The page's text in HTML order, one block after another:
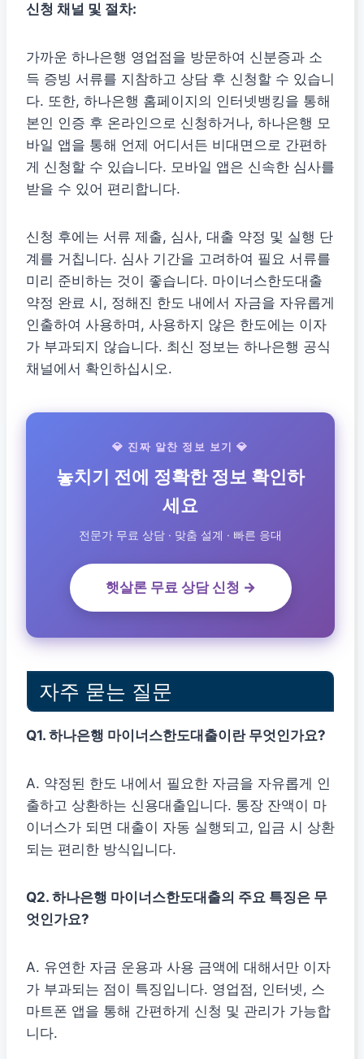
신청 채널 및 절차:
가까운 하나은행 영업점을 방문하여 신분증과 소
득 증빙 서류를 지참하고 상담 후 신청할 수 있습니
다. 또한, 하나은행 홈페이지의 인터넷뱅킹을 통해
본인 인증 후 온라인으로 신청하거나, 하나은행 모
바일 앱을 통해 언제 어디서든 비대면으로 간편하
게 신청할 수 있습니다. 모바일 앱은 신속한 심사를
받을 수 있어 편리합니다.
신청 후에는 서류 제출, 심사, 대출 약정 및 실행 단
계를 거칩니다. 심사 기간을 고려하여 필요 서류를
미리 준비하는 것이 좋습니다. 마이너스한도대출
약정 완료 시, 정해진 한도 내에서 자금을 자유롭게
인출하여 사용하며, 사용하지 않은 한도에는 이자
가 부과되지 않습니다. 최신 정보는 하나은행 공식
채널에서 확인하십시오.
💎 진짜 알찬 정보 보기 💎
놓치기 전에 정확한 정보 확인하
세요
전문가 무료 상담 · 맞춤 설계 · 빠른 응대
햇살론 무료 상담 신청 →
자주 묻는 질문
Q1. 하나은행 마이너스한도대출이란 무엇인가요?
A. 약정된 한도 내에서 필요한 자금을 자유롭게 인
출하고 상환하는 신용대출입니다. 통장 잔액이 마
이너스가 되면 대출이 자동 실행되고, 입금 시 상환
되는 편리한 방식입니다.
Q2. 하나은행 마이너스한도대출의 주요 특징은 무
엇인가요?
A. 유연한 자금 운용과 사용 금액에 대해서만 이자
가 부과되는 점이 특징입니다. 영업점, 인터넷, 스
마트폰 앱을 통해 간편하게 신청 및 관리가 가능합
니다.